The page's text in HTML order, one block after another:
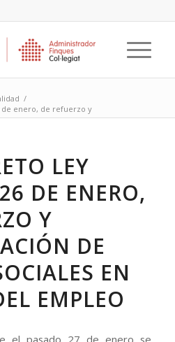
/
de enero, de refuerzo y
LEY
DE ENERO,
Y
DE
EN
EMPLEO
el pasado 27 de enero se